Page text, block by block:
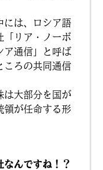
には、ロシア語
「リア・ノーボ
ア通信」と呼ば
ころの共同通信
は大部分を国が
領が任命する形
なんですね！？